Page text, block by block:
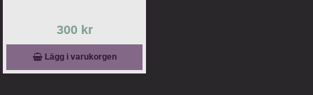
300 kr
Lägg i varukorgen